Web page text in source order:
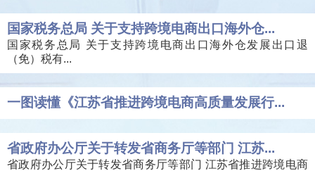
国家税务总局 关于支持跨境电商出口海外仓...
国家税务总局 关于支持跨境电商出口海外仓发展出口退
（免）税有...
一图读懂《江苏省推进跨境电商高质量发展行...
省政府办公厅关于转发省商务厅等部门 江苏...
省政府办公厅关于转发省商务厅等部门 江苏省推进跨境电商